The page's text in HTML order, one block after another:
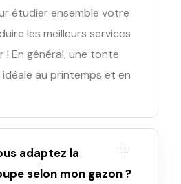
étudier ensemble votre
les meilleurs services
! En général, une tonte
au printemps et en
adaptez la
selon mon gazon ?